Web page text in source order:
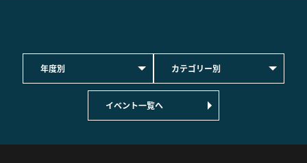
年度別 カテゴリー別
イベント一覧へ